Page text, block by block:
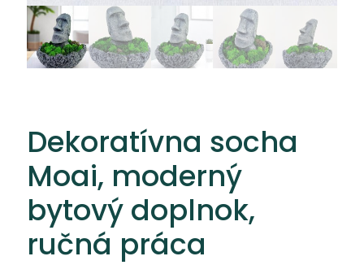
Dekoratívna socha
Moai, moderný
bytový doplnok,
ručná práca